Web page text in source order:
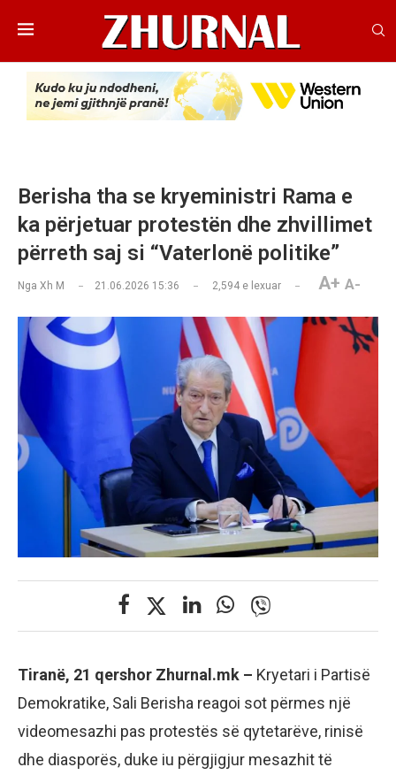
Berisha tha se kryeministri Rama e
ka përjetuar protestën dhe zhvillimet
përreth saj si “Vaterlonë politike”
Nga Xh M 21.06.2026 15:36 2,594 e lexuar A+ A-
Tiranë, 21 qershor Zhurnal.mk – Kryetari i Partisë
Demokratike, Sali Berisha reagoi sot përmes një
videomesazhi pas protestës së qytetarëve, rinisë
dhe diasporës, duke iu përgjigjur mesazhit të